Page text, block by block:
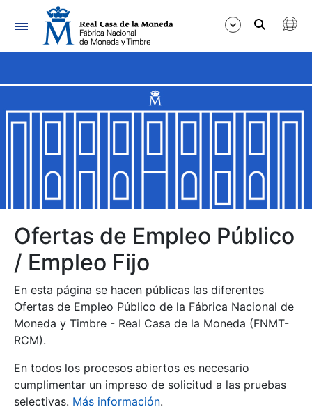
Navegación
Mostrar/Ocultar
Mostrar/Ocultar
Mostrar/Ocultar
Mostrar/Ocultar
Mostrar/Ocultar
Ofertas de Empleo Público
/ Empleo Fijo
En esta página se hacen públicas las diferentes
Ofertas de Empleo Público de la Fábrica Nacional de
Moneda y Timbre - Real Casa de la Moneda (FNMT-
RCM).
En todos los procesos abiertos es necesario
cumplimentar un impreso de solicitud a las pruebas
selectivas. Más información.